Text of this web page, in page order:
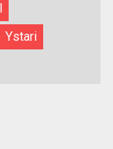
Ystari